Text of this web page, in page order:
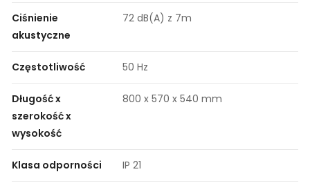
Ciśnienie
akustyczne
72 dB(A) z 7m
Częstotliwość 50 Hz
Długość x
szerokość x
wysokość
800 x 570 x 540 mm
Klasa odporności IP 21